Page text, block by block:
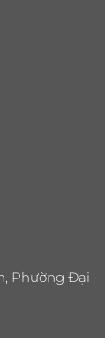
Phường Đại